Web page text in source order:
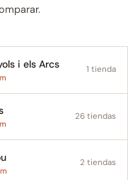
i els Arcs 1 tienda
26 tiendas
2 tiendas